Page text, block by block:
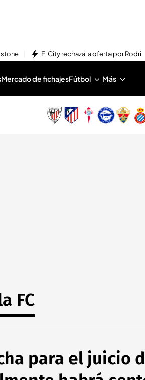
El City rechaza la oferta por Rodri
Mercado de fichajesFútbol Más
FC
para el juicio